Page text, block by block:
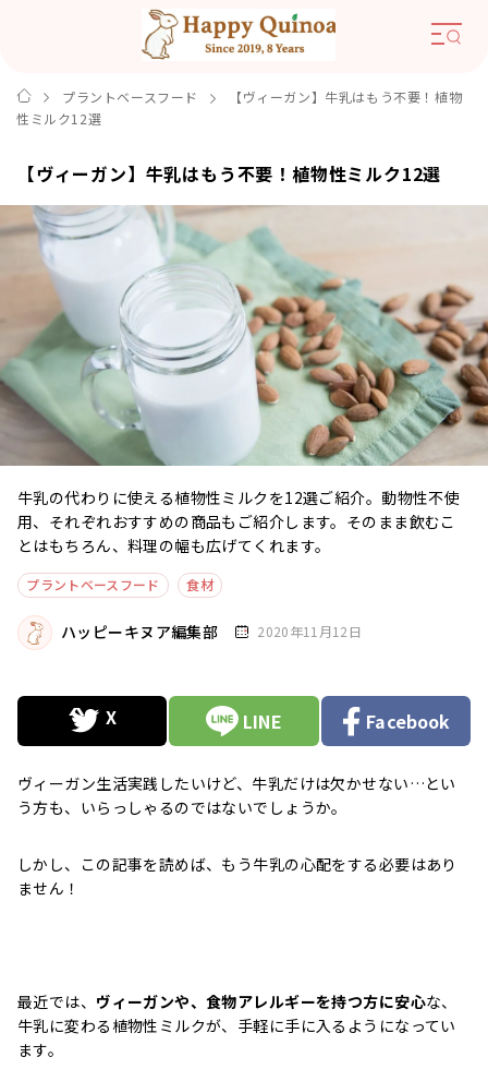
プラントベースフード
【ヴィーガン】牛乳はもう不要！植物
性ミルク12選
【ヴィーガン】牛乳はもう不要！植物性ミルク12選
牛乳の代わりに使える植物性ミルクを12選ご紹介。動物性不使
用、それぞれおすすめの商品もご紹介します。そのまま飲むこ
とはもちろん、料理の幅も広げてくれます。
プラントベースフード 食材
ハッピーキヌア編集部 2020年11月12日
LINE Facebook
ヴィーガン生活実践したいけど、牛乳だけは欠かせない…とい
う方も、いらっしゃるのではないでしょうか。
しかし、この記事を読めば、もう牛乳の心配をする必要はあり
ません！
最近では、 ヴィーガンや、食物アレルギーを持つ方に安心な、
牛乳に変わる植物性ミルクが、手軽に手に入るようになってい
ます。